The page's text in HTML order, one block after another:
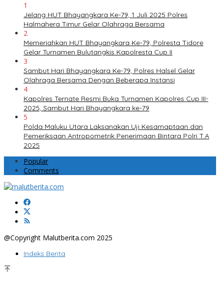
1
Jelang HUT Bhayangkara Ke-79, 1 Juli 2025 Polres
Halmahera Timur Gelar Olahraga Bersama
2
Memeriahkan HUT Bhayangkara Ke-79, Polresta Tidore
Gelar Turnamen Bulutangkis Kapolresta Cup II
3
Sambut Hari Bhayangkara Ke-79, Polres Halsel Gelar
Olahraga Bersama Dengan Beberapa Instansi
4
Kapolres Ternate Resmi Buka Turnamen Kapolres Cup III-
2025, Sambut Hari Bhayangkara ke-79
5
Polda Maluku Utara Laksanakan Uji Kesamaptaan dan
Pemeriksaan Antropometrik Penerimaan Bintara Polri T.A
2025
Popular
Comments
@Copyright Malutberita.com 2025
Indeks Berita